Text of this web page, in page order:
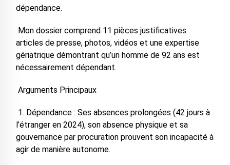
dépendance.
Mon dossier comprend 11 pièces justificatives :
articles de presse, photos, vidéos et une expertise
gériatrique démontrant qu’un homme de 92 ans est
nécessairement dépendant.
Arguments Principaux
1. Dépendance : Ses absences prolongées (42 jours à
l’étranger en 2024), son absence physique et sa
gouvernance par procuration prouvent son incapacité à
agir de manière autonome.